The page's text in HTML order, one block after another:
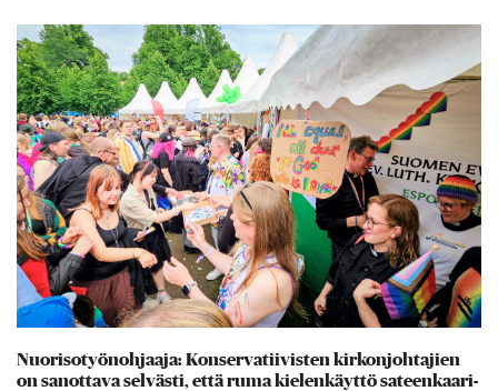
Nuorisotyönohjaaja: Konservatiivisten kirkonjohtajien
on sanottava selvästi, että ruma kielenkäyttö sateenkaari-